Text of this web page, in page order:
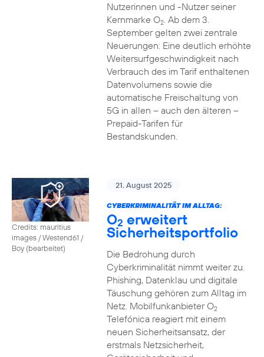
Nutzerinnen und -Nutzer seiner
Kernmarke O2. Ab dem 3.
September gelten zwei zentrale
Neuerungen: Eine deutlich erhöhte
Weitersurfgeschwindigkeit nach
Verbrauch des im Tarif enthaltenen
Datenvolumens sowie die
automatische Freischaltung von
5G in allen – auch den älteren –
Prepaid-Tarifen für
Bestandskunden.
Credits: mauritius
images / Westend61 /
Boy (bearbeitet)
21. August 2025
CYBERKRIMINALITÄT IM ALLTAG:
O2 erweitert
Sicherheitsportfolio
Die Bedrohung durch
Cyberkriminalität nimmt weiter zu.
Phishing, Datenklau und digitale
Täuschung gehören zum Alltag im
Netz. Mobilfunkanbieter O2
Telefónica reagiert mit einem
neuen Sicherheitsansatz, der
erstmals Netzsicherheit,